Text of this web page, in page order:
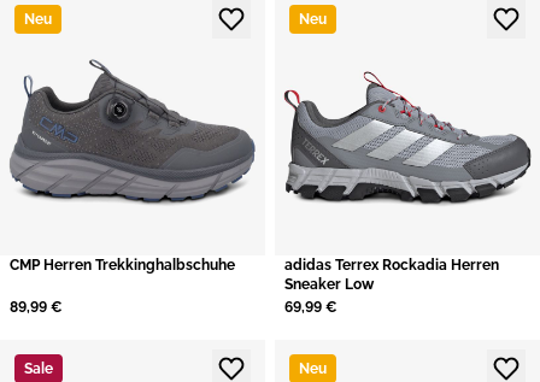
Neu
CMP Herren Trekkinghalbschuhe
89,99 €
Neu
adidas Terrex Rockadia Herren
Sneaker Low
69,99 €
Sale Neu